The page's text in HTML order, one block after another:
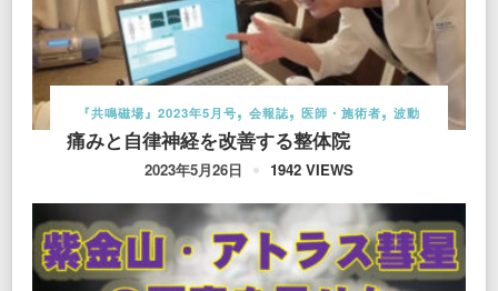
『共鳴磁場』2023年5月号 会報誌 医師・施術者 波動
痛みと自律神経を改善する整体院
2023年5月26日 1942 VIEWS